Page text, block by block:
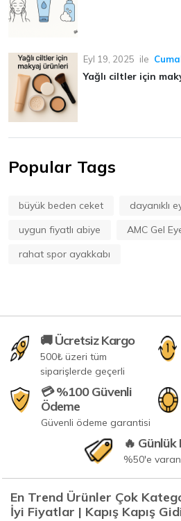
Eyl 19, 2025 ile
Yağlı ciltler için
Popular Tags
büyük beden ceket
dayanıklı
uygun fiyatlı abiye
AMC Gel
rahat spor ayakkabı
🚚 Ücretsiz Kargo
500₺ üzeri tüm
siparişlerde geçerli
💳 %100 Güvenli
Ödeme
Güvenli ödeme garantisi
🔥 Günlük
%50'e
En Trend Ürünler Çok
İyi Fiyatlar | Kapış Kapış